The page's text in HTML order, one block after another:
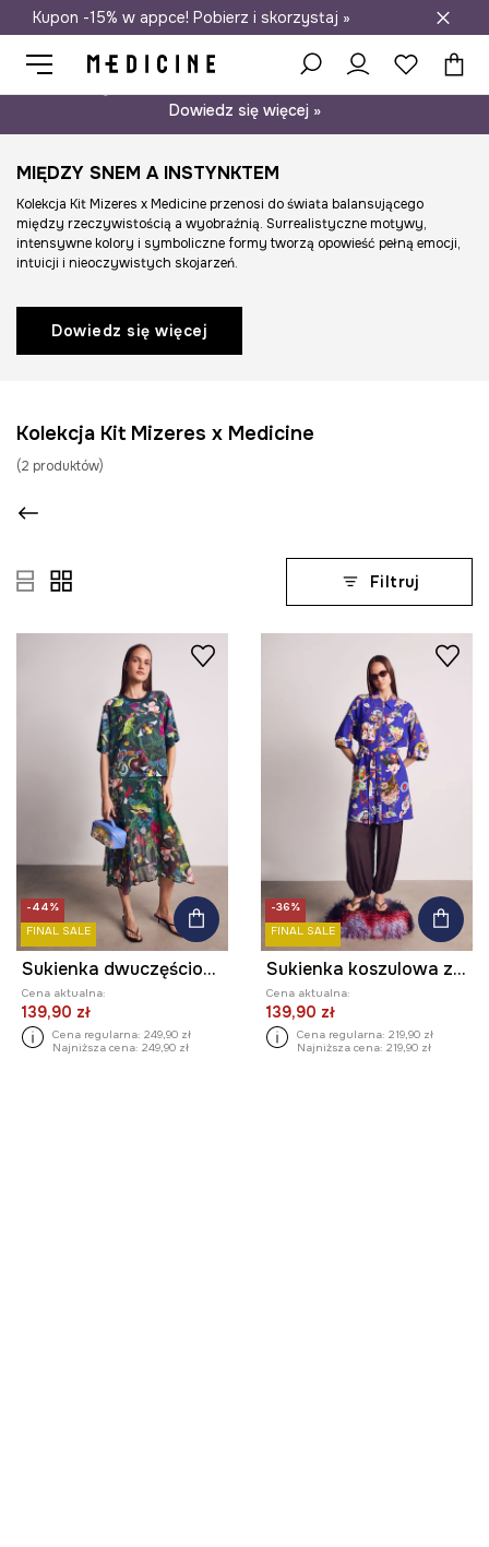
Darmowa dostawa do salonów
Kupon -15% w appce! Pobierz i skorzystaj »
Dowiedz się więcej »
MIĘDZY SNEM A INSTYNKTEM
Kolekcja Kit Mizeres x Medicine przenosi do świata balansującego
między rzeczywistością a wyobraźnią. Surrealistyczne motywy,
intensywne kolory i symboliczne formy tworzą opowieść pełną emocji,
intuicji i nieoczywistych skojarzeń.
Dowiedz się więcej
Kolekcja Kit Mizeres x Medicine
(2 produktów)
Filtruj
-44%
FINAL SALE
Sukienka dwuczęściowa z kolekcji Kit Mizeres x Medicine
Cena aktualna:
139,90 zł
Cena regularna: 249,90 zł
Najniższa cena: 249,90 zł
-36%
FINAL SALE
Sukienka koszulowa z wiskozą z kolekcji Kit Mizeres x Medicine
Cena aktualna:
139,90 zł
Cena regularna: 219,90 zł
Najniższa cena: 219,90 zł